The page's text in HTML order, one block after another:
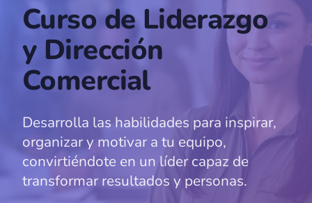
Curso de Liderazgo
y Dirección
Comercial
Desarrolla las habilidades para inspirar,
organizar y motivar a tu equipo,
convirtiéndote en un líder capaz de
transformar resultados y personas.